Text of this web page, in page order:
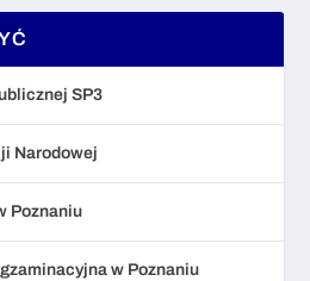
SP3
Narodowej
Poznaniu
w Poznaniu